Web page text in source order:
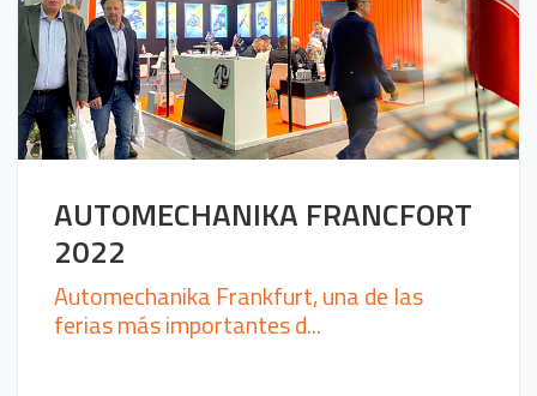
AUTOMECHANIKA FRANCFORT
2022
Automechanika Frankfurt, una de las
ferias más importantes d...